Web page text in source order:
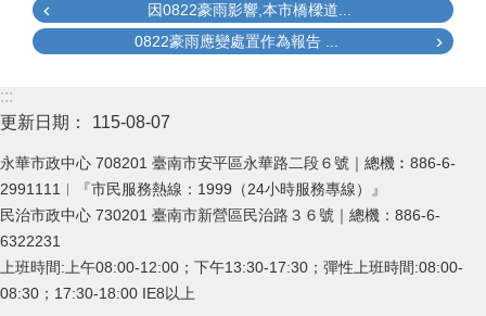
因0822豪雨影響,本市橋樑道...
0822豪雨應變處置作為報告 ...
:::
更新日期：
115-08-07
永華市政中心 708201 臺南市安平區永華路二段６號｜總機︰886-6-
2991111︱『市民服務熱線：1999（24小時服務專線）』
民治市政中心 730201 臺南市新營區民治路３６號｜總機：886-6-
6322231
上班時間:上午08:00-12:00；下午13:30-17:30；彈性上班時間:08:00-
08:30；17:30-18:00 IE8以上